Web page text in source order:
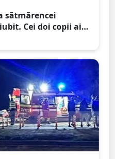
sătmărencei
Cei doi copii ai